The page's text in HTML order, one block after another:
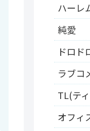
ハーレ
純愛
ドロド
ラブコ
TL(テ
オフィ